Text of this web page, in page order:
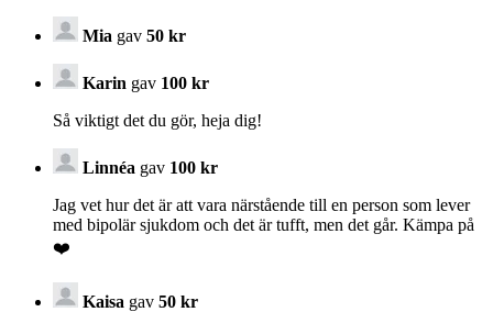
Mia gav 50 kr
Karin gav 100 kr
Så viktigt det du gör, heja dig!
Linnéa gav 100 kr
Jag vet hur det är att vara närstående till en person som lever
med bipolär sjukdom och det är tufft, men det går. Kämpa på
❤️
Kaisa gav 50 kr